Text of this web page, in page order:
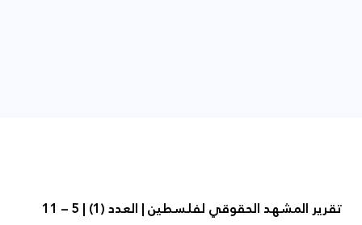
تقرير المشهد الحقوقي لفلسطين | العدد (1) | 5 – 11